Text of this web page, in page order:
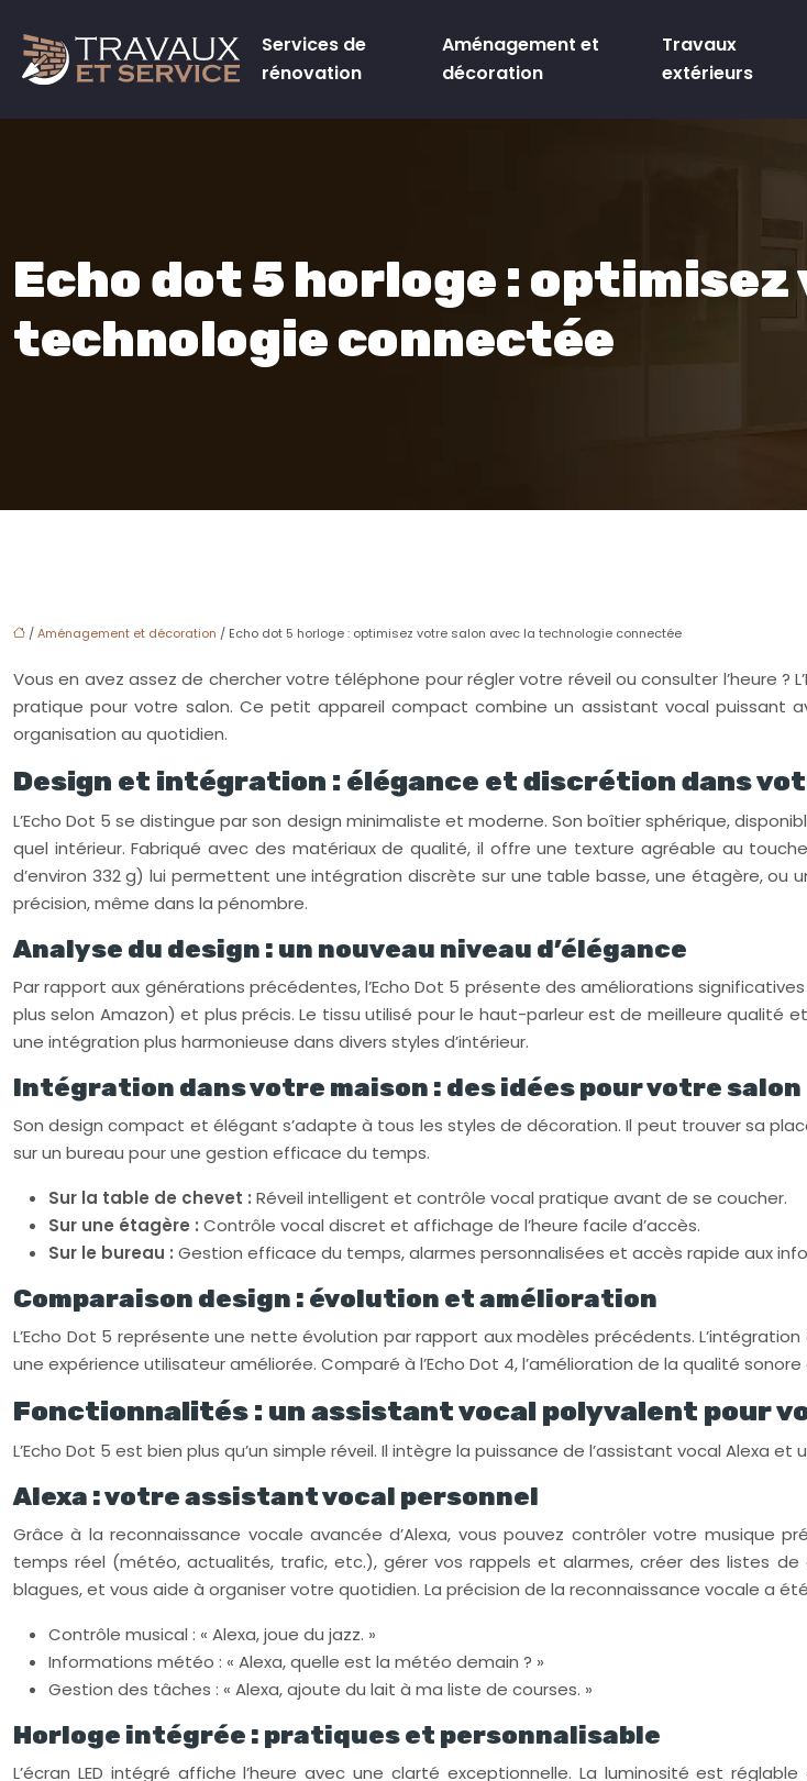
Services de
rénovation
Aménagement et
décoration
Travaux
extérieurs
Echo dot 5 horloge : optimisez
technologie connectée
/Aménagement et décoration / Echo dot 5 horloge : optimisez votre salon avec la technologie connectée
Vous en avez assez de chercher votre téléphone pour régler votre réveil ou consulter l’heure ?
pratique pour votre salon. Ce petit appareil compact combine un assistant vocal puissant
organisation au quotidien.
Design et intégration : élégance et discrétion dans
L’Echo Dot 5 se distingue par son design minimaliste et moderne. Son boîtier sphérique,
quel intérieur. Fabriqué avec des matériaux de qualité, il offre une texture agréable au
d’environ 332 g) lui permettent une intégration discrète sur une table basse, une étagère, ou
précision, même dans la pénombre.
Analyse du design : un nouveau niveau d’élégance
Par rapport aux générations précédentes, l’Echo Dot 5 présente des améliorations significatives
plus selon Amazon) et plus précis. Le tissu utilisé pour le haut-parleur est de meilleure qualité
une intégration plus harmonieuse dans divers styles d’intérieur.
Intégration dans votre maison : des idées pour votre salon
Son design compact et élégant s’adapte à tous les styles de décoration. Il peut trouver sa
sur un bureau pour une gestion efficace du temps.
Sur la table de chevet : Réveil intelligent et contrôle vocal pratique avant de se coucher.
Sur une étagère : Contrôle vocal discret et affichage de l’heure facile d’accès.
Sur le bureau : Gestion efficace du temps, alarmes personnalisées et accès rapide aux
Comparaison design : évolution et amélioration
L’Echo Dot 5 représente une nette évolution par rapport aux modèles précédents.
une expérience utilisateur améliorée. Comparé à l’Echo Dot 4, l’amélioration de la qualité
Fonctionnalités : un assistant vocal polyvalent pour
L’Echo Dot 5 est bien plus qu’un simple réveil. Il intègre la puissance de l’assistant vocal
Alexa : votre assistant vocal personnel
Grâce à la reconnaissance vocale avancée d’Alexa, vous pouvez contrôler votre musique
temps réel (météo, actualités, trafic, etc.), gérer vos rappels et alarmes, créer des listes
blagues, et vous aide à organiser votre quotidien. La précision de la reconnaissance vocale a
Contrôle musical : « Alexa, joue du jazz. »
Informations météo : « Alexa, quelle est la météo demain ? »
Gestion des tâches : « Alexa, ajoute du lait à ma liste de courses. »
Horloge intégrée : pratiques et personnalisable
L’écran LED intégré affiche l’heure avec une clarté exceptionnelle. La luminosité est